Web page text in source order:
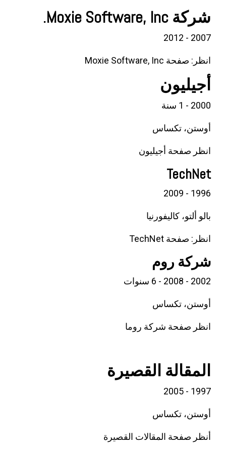
شركة Moxie Software, Inc.
2007 - 2012
انظر: صفحة Moxie Software, Inc
أجيليون
2000 - 1 سنة
أوستن، تكساس
انظر صفحة أجيليون
TechNet
1996 - 2009
بالو ألتو، كاليفورنيا
انظر: صفحة TechNet
شركة روم
2002 - 2008 - 6 سنوات
أوستن، تكساس
انظر صفحة شركة روما
المقالة القصيرة
1997 - 2005
أوستن، تكساس
أنظر صفحة المقالات القصيرة